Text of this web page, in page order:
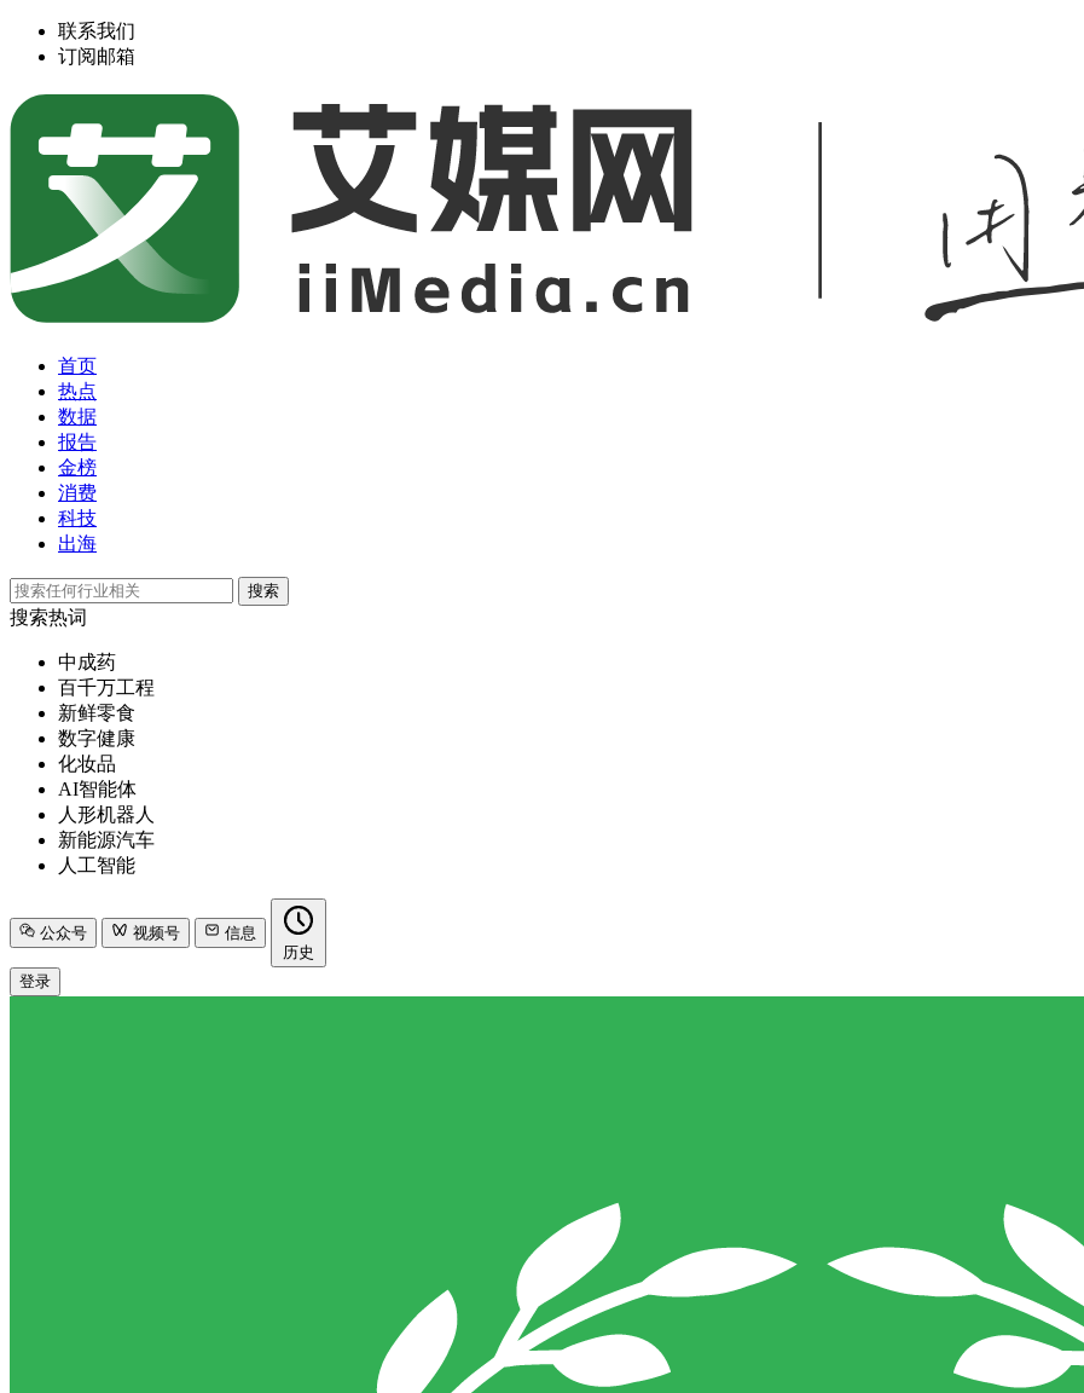
联系我们
订阅邮箱
首页
热点
数据
报告
金榜
消费
科技
出海
搜索
搜索热词
中成药
百千万工程
新鲜零食
数字健康
化妆品
AI智能体
人形机器人
新能源汽车
人工智能
公众号 视频号
信息
历史
登录